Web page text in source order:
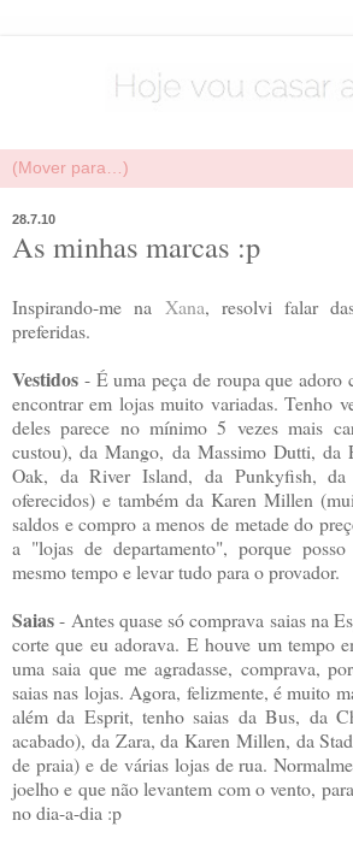
28.7.10
As minhas marcas :p
Inspirando-me na Xana, resolvi falar
preferidas.
Vestidos - É uma peça de roupa que adoro
encontrar em lojas muito variadas. Tenho
deles parece no mínimo 5 vezes mais
custou), da Mango, da Massimo Dutti, da
Oak, da River Island, da Punkyfish,
oferecidos) e também da Karen Millen
saldos e compro a menos de metade do
a "lojas de departamento", porque
mesmo tempo e levar tudo para o provador.
Saias- Antes quase só comprava saias na
corte que eu adorava. E houve um tempo
uma saia que me agradasse, comprava,
saias nas lojas. Agora, felizmente, é muito
além da Esprit, tenho saias da Bus, da
acabado), da Zara, da Karen Millen, da
de praia) e de várias lojas de rua.
joelho e que não levantem com o vento,
no dia-a-dia :p